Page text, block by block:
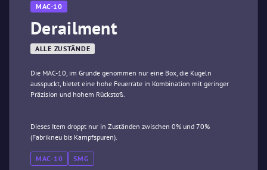
MAC-10
Derailment
ALLE ZUSTÄNDE
Die MAC-10, im Grunde genommen nur eine Box, die Kugeln
ausspuckt, bietet eine hohe Feuerrate in Kombination mit geringer
Präzision und hohem Rückstoß.
Dieses Item droppt nur in Zuständen zwischen 0% und 70%
(Fabrikneu bis Kampfspuren).
MAC-10 SMG